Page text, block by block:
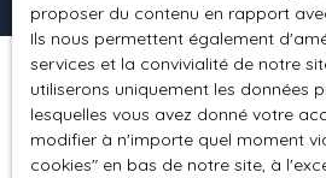
Pertinence
Trier par
proposer du contenu en rapport
Ils nous permettent également
services et la convivialité de notre
utiliserons uniquement les données
lesquelles vous avez donné votre
modifier à n'importe quel moment
cookies″ en bas de notre site, à